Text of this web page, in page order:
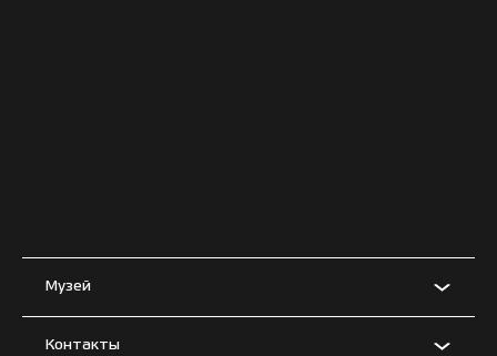
Музей
Контакты